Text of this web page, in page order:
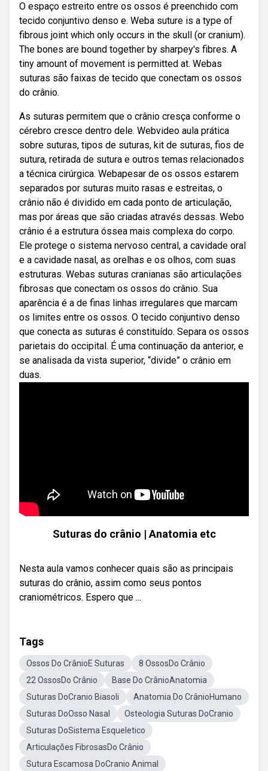
O espaço estreito entre os ossos é preenchido com
tecido conjuntivo denso e. Weba suture is a type of
fibrous joint which only occurs in the skull (or cranium).
The bones are bound together by sharpey's fibres. A
tiny amount of movement is permitted at. Webas
suturas são faixas de tecido que conectam os ossos
do crânio.
As suturas permitem que o crânio cresça conforme o
cérebro cresce dentro dele. Webvideo aula prática
sobre suturas, tipos de suturas, kit de suturas, fios de
sutura, retirada de sutura e outros temas relacionados
a técnica cirúrgica. Webapesar de os ossos estarem
separados por suturas muito rasas e estreitas, o
crânio não é dividido em cada ponto de articulação,
mas por áreas que são criadas através dessas. Webo
crânio é a estrutura óssea mais complexa do corpo.
Ele protege o sistema nervoso central, a cavidade oral
e a cavidade nasal, as orelhas e os olhos, com suas
estruturas. Webas suturas cranianas são articulações
fibrosas que conectam os ossos do crânio. Sua
aparência é a de finas linhas irregulares que marcam
os limites entre os ossos. O tecido conjuntivo denso
que conecta as suturas é constituído. Separa os ossos
parietais do occipital. É uma continuação da anterior, e
se analisada da vista superior, “divide” o crânio em
duas.
Suturas do crânio | Anatomia etc
Nesta aula vamos conhecer quais são as principais
suturas do crânio, assim como seus pontos
craniométricos. Espero que ...
Tags
Ossos Do CrânioE Suturas
8 OssosDo Crânio
22 OssosDo Crânio
Base Do CrânioAnatomia
Suturas DoCranio Biasoli
Anatomia Do CrânioHumano
Suturas DoOsso Nasal
Osteologia Suturas DoCranio
Suturas DoSistema Esqueletico
Articulações FibrosasDo Crânio
Sutura Escamosa DoCranio Animal